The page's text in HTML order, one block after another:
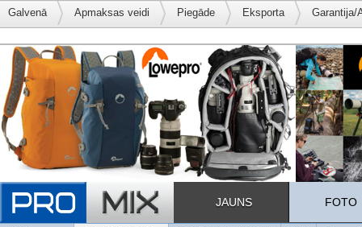
Galvenā Apmaksas veidi Piegāde Eksporta Garantija/
JAUNS FOTO